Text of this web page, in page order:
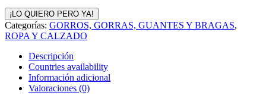
¡LO QUIERO PERO YA!
Categorías: GORROS, GORRAS, GUANTES Y BRAGAS,
ROPA Y CALZADO
Descripción
Countries availability
Información adicional
Valoraciones (0)